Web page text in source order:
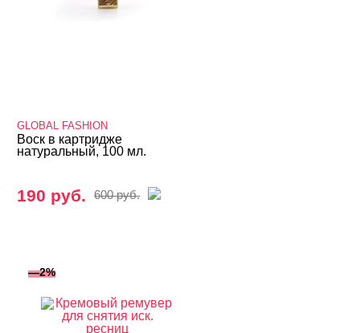
GLOBAL FASHION
Воск в картридже
натуральный, 100 мл.
190 руб. 600 руб.
—2%